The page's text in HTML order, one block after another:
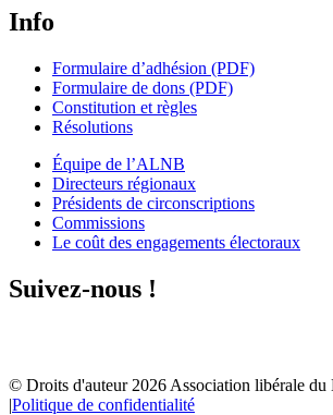
Info
Formulaire d’adhésion (PDF)
Formulaire de dons (PDF)
Constitution et règles
Résolutions
Équipe de l’ALNB
Directeurs régionaux
Présidents de circonscriptions
Commissions
Le coût des engagements électoraux
Suivez-nous !
© Droits d'auteur 2026 Association libérale
|Politique de confidentialité